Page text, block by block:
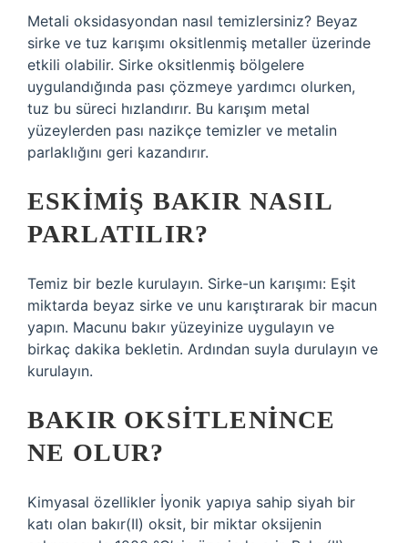
Metali oksidasyondan nasıl temizlersiniz? Beyaz
sirke ve tuz karışımı oksitlenmiş metaller üzerinde
etkili olabilir. Sirke oksitlenmiş bölgelere
uygulandığında pası çözmeye yardımcı olurken,
tuz bu süreci hızlandırır. Bu karışım metal
yüzeylerden pası nazikçe temizler ve metalin
parlaklığını geri kazandırır.
ESKIMIŞ BAKIR NASIL
PARLATILIR?
Temiz bir bezle kurulayın. Sirke-un karışımı: Eşit
miktarda beyaz sirke ve unu karıştırarak bir macun
yapın. Macunu bakır yüzeyinize uygulayın ve
birkaç dakika bekletin. Ardından suyla durulayın ve
kurulayın.
BAKIR OKSITLENINCE
NE OLUR?
Kimyasal özellikler İyonik yapıya sahip siyah bir
katı olan bakır(II) oksit, bir miktar oksijenin